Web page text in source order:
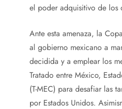
el poder adquisitivo de los
Ante esta amenaza, la
al gobierno mexicano a
decidida y a emplear los
Tratado entre México,
(T-MEC) para desafiar las
por Estados Unidos.